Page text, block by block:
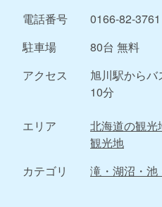
電話番号
0166-82-3761
駐車場
80台 無料
アクセス
旭川駅から
10分
エリア 北海道の観光
観光地
カテゴリ
滝・湖沼・池